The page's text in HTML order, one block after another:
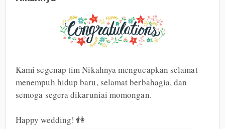
Kami segenap tim Nikahnya mengucapkan selamat
menempuh hidup baru, selamat berbahagia, dan
semoga segera dikaruniai momongan.
Happy wedding! 👫